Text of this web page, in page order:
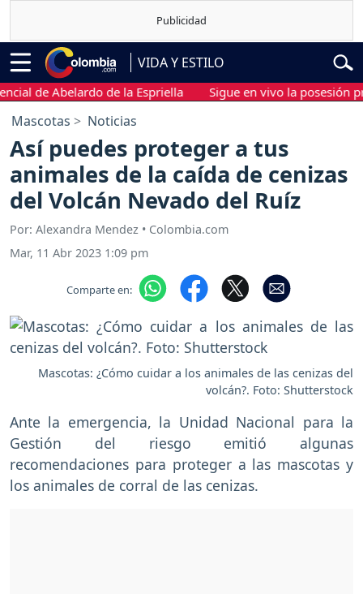
VIDA Y ESTILO
Abelardo de la Espriella Sigue en vivo la posesión
Mascotas Noticias
Así puedes proteger a tus
animales de la caída de cenizas
del Volcán Nevado del Ruíz
Por: Alexandra Mendez • Colombia.com
Mar, 11 Abr 2023 1:09 pm
Comparte en:
Mascotas: ¿Cómo cuidar a los animales de las cenizas del
volcán?. Foto: Shutterstock
Ante la emergencia, la Unidad Nacional para la
Gestión del riesgo emitió algunas
recomendaciones para proteger a las mascotas y
los animales de corral de las cenizas.